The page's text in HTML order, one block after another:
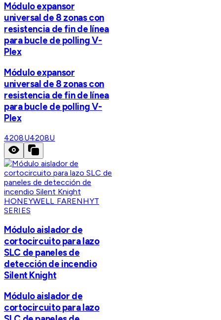
Módulo expansor
universal de 8 zonas con
resistencia de fin de línea
para bucle de polling V-
Plex
Módulo expansor
universal de 8 zonas con
resistencia de fin de línea
para bucle de polling V-
Plex
4208U4208U
HONEYWELL FARENHYT
SERIES
Módulo aislador de
cortocircuito para lazo
SLC de paneles de
detección de incendio
Silent Knight
Módulo aislador de
cortocircuito para lazo